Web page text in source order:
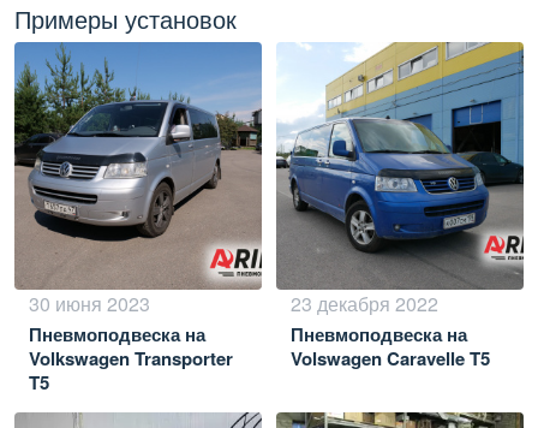
Примеры установок
30 июня 2023
Пневмоподвеска на
Volkswagen Transporter
T5
23 декабря 2022
Пневмоподвеска на
Volswagen Caravelle T5